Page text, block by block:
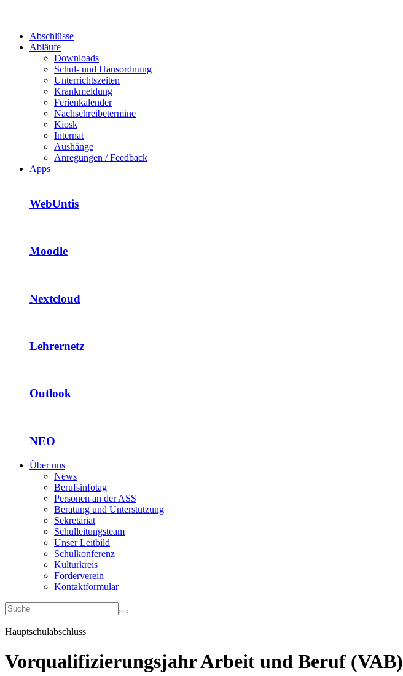
Abschlüsse
Abläufe
Downloads
Schul- und Hausordnung
Unterrichtszeiten
Krankmeldung
Ferienkalender
Nachschreibetermine
Kiosk
Internat
Aushänge
Anregungen / Feedback
Apps
WebUntis
Moodle
Nextcloud
Lehrernetz
Outlook
NEO
Über uns
News
Berufsinfotag
Personen an der ASS
Beratung und Unterstützung
Sekretariat
Schulleitungsteam
Unser Leitbild
Schulkonferenz
Kulturkreis
Förderverein
Kontaktformular
Hauptschulabschluss
Vorqualifizierungsjahr Arbeit und Beruf (VAB)